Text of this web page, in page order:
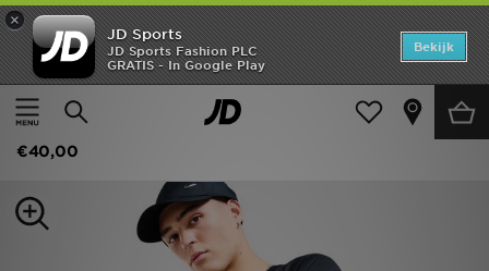
×
JD Sports
JD Sports Fashion PLC
GRATIS - In Google Play
Bekijk
Thuis
Heren Herenkleding Sportkleding
Nike Challenger 7" Shorts
€40,00
Home
Offers
Dames